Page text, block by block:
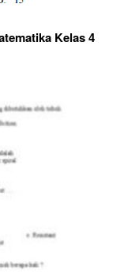
Kelas 4